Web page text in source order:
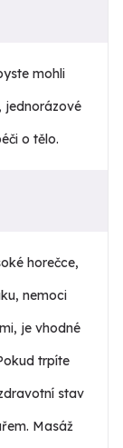
mohli
jednorázové
o tělo.
horečce,
nemoci
je vhodné
trpíte
stav
Masáž